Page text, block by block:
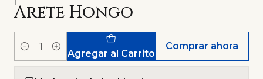
Arete Hongo
Cantidad Agregar al Carrito
Comprar ahora